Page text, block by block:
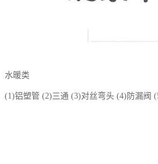
水暖类
(1)铝塑管 (2)三通 (3)对丝弯头 (4)防漏阀